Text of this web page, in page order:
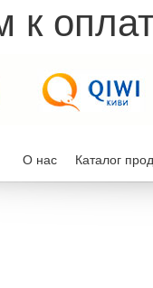
О нас Каталог